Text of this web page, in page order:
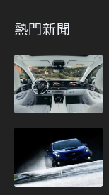
熱門新聞